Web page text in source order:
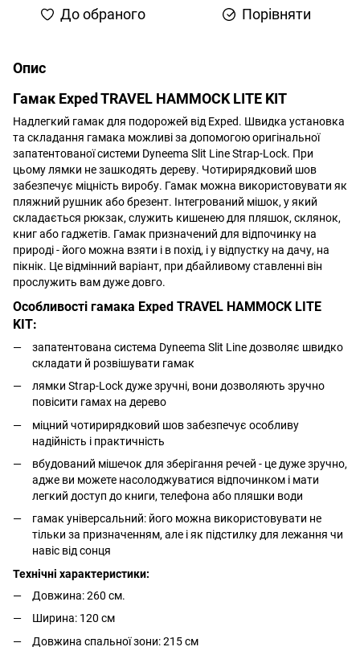
До обраного Порівняти
Опис
Гамак Exped TRAVEL HAMMOCK LITE KIT
Надлегкий гамак для подорожей від Exped. Швидка установка
та складання гамака можливі за допомогою оригінальної
запатентованої системи Dyneema Slit Line Strap-Lock. При
цьому лямки не зашкодять дереву. Чотирирядковий шов
забезпечує міцність виробу. Гамак можна використовувати як
пляжний рушник або брезент. Інтегрований мішок, у який
складається рюкзак, служить кишенею для пляшок, склянок,
книг або гаджетів. Гамак призначений для відпочинку на
природі - його можна взяти і в похід, і у відпустку на дачу, на
пікнік. Це відмінний варіант, при дбайливому ставленні він
прослужить вам дуже довго.
Особливості гамака Exped TRAVEL HAMMOCK LITE
KIT:
запатентована система Dyneema Slit Line дозволяє швидко
складати й розвішувати гамак
лямки Strap-Lock дуже зручні, вони дозволяють зручно
повісити гамах на дерево
міцний чотирирядковий шов забезпечує особливу
надійність і практичність
вбудований мішечок для зберігання речей - це дуже зручно,
адже ви можете насолоджуватися відпочинком і мати
легкий доступ до книги, телефона або пляшки води
гамак універсальний: його можна використовувати не
тільки за призначенням, але і як підстилку для лежання чи
навіс від сонця
Технічні характеристики:
Довжина: 260 см.
Ширина: 120 см
Довжина спальної зони: 215 см